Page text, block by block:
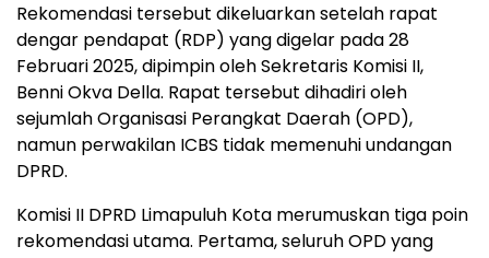
Rekomendasi tersebut dikeluarkan setelah rapat
dengar pendapat (RDP) yang digelar pada 28
Februari 2025, dipimpin oleh Sekretaris Komisi II,
Benni Okva Della. Rapat tersebut dihadiri oleh
sejumlah Organisasi Perangkat Daerah (OPD),
namun perwakilan ICBS tidak memenuhi undangan
DPRD.
Komisi II DPRD Limapuluh Kota merumuskan tiga poin
rekomendasi utama. Pertama, seluruh OPD yang